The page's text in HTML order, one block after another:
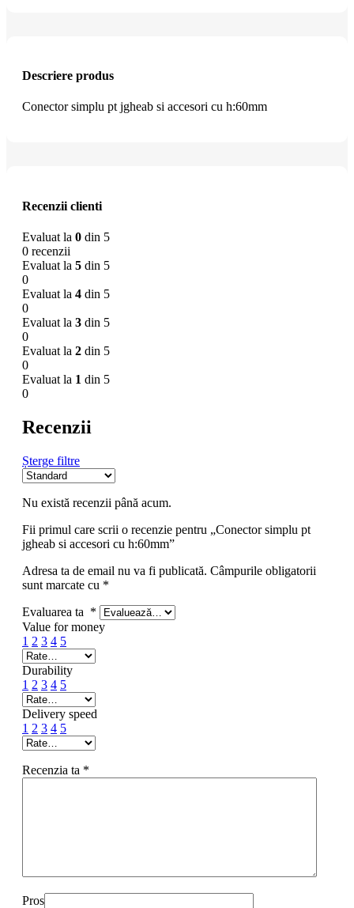
Descriere produs
Conector simplu pt jgheab si accesori cu h:60mm
Recenzii clienti
Evaluat la 0 din 5
0 recenzii
Evaluat la 5 din 5
0
Evaluat la 4 din 5
0
Evaluat la 3 din 5
0
Evaluat la 2 din 5
0
Evaluat la 1 din 5
0
Recenzii
Șterge filtre
Nu există recenzii până acum.
Fii primul care scrii o recenzie pentru „Conector simplu pt
jgheab si accesori cu h:60mm”
Adresa ta de email nu va fi publicată. Câmpurile obligatorii
sunt marcate cu *
Evaluarea ta *
Value for money
1 2 3 4 5
Durability
1 2 3 4 5
Delivery speed
1 2 3 4 5
Recenzia ta *
Pros